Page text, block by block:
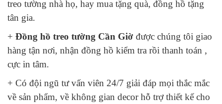
treo tường nhà họ, hay mua tặng quà, đồng hồ tặng
tân gia.
+ Đồng hồ treo tường Cần Giờ được chúng tôi giao
hàng tận nơi, nhận đồng hồ kiểm tra rồi thanh toán ,
cực in tâm.
+ Có đội ngũ tư vấn viên 24/7 giải đáp mọi thắc mắc
về sản phẩm, về không gian decor hỗ trợ thiết kế cho